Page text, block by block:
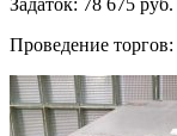
Задаток: 78 675 руб.
Проведение торгов: